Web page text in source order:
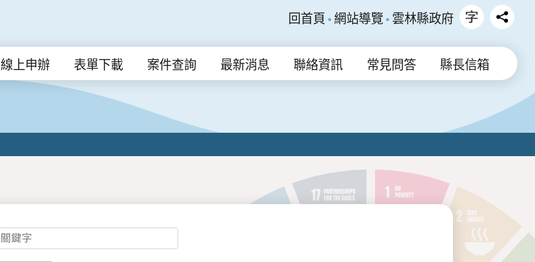
回首頁 網站導覽 雲林縣政府
線上申辦 表單下載 案件查詢 最新消息 聯絡資訊 常見問答 縣長信箱